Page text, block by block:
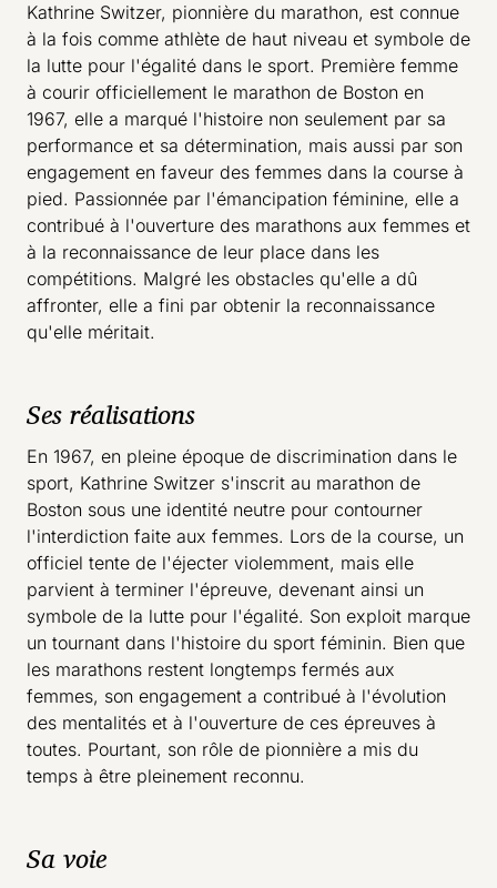
Kathrine Switzer, pionnière du marathon, est connue
à la fois comme athlète de haut niveau et symbole de
la lutte pour l'égalité dans le sport. Première femme
à courir officiellement le marathon de Boston en
1967, elle a marqué l'histoire non seulement par sa
performance et sa détermination, mais aussi par son
engagement en faveur des femmes dans la course à
pied. Passionnée par l'émancipation féminine, elle a
contribué à l'ouverture des marathons aux femmes et
à la reconnaissance de leur place dans les
compétitions. Malgré les obstacles qu'elle a dû
affronter, elle a fini par obtenir la reconnaissance
qu'elle méritait.
Ses réalisations
En 1967, en pleine époque de discrimination dans le
sport, Kathrine Switzer s'inscrit au marathon de
Boston sous une identité neutre pour contourner
l'interdiction faite aux femmes. Lors de la course, un
officiel tente de l'éjecter violemment, mais elle
parvient à terminer l'épreuve, devenant ainsi un
symbole de la lutte pour l'égalité. Son exploit marque
un tournant dans l'histoire du sport féminin. Bien que
les marathons restent longtemps fermés aux
femmes, son engagement a contribué à l'évolution
des mentalités et à l'ouverture de ces épreuves à
toutes. Pourtant, son rôle de pionnière a mis du
temps à être pleinement reconnu.
Sa voie